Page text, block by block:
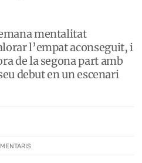
mentalitat
l’empat aconseguit, i
de la segona part amb
debut en un escenari